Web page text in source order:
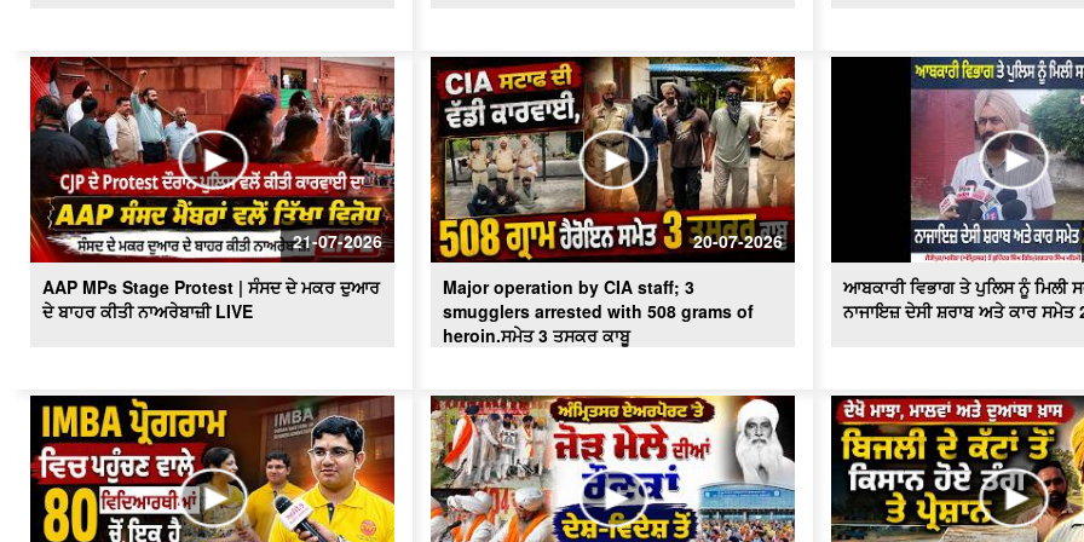
21-07-2026
AAP MPs Stage Protest | ਸੰਸਦ ਦੇ ਮਕਰ ਦੁਆਰ
ਦੇ ਬਾਹਰ ਕੀਤੀ ਨਾਅਰੇਬਾਜ਼ੀ LIVE
20-07-2026
Major operation by CIA staff; 3
smugglers arrested with 508 grams of
heroin.ਸਮੇਤ 3 ਤਸਕਰ ਕਾਬੂ
ਆਬਕਾਰੀ ਵਿਭਾਗ ਤੇ ਪੁਲਿਸ ਨੂੰ ਮਿਲੀ
ਨਾਜਾਇਜ਼ ਦੇਸੀ ਸ਼ਰਾਬ ਅਤੇ ਕਾਰ ਸਮੇਤ